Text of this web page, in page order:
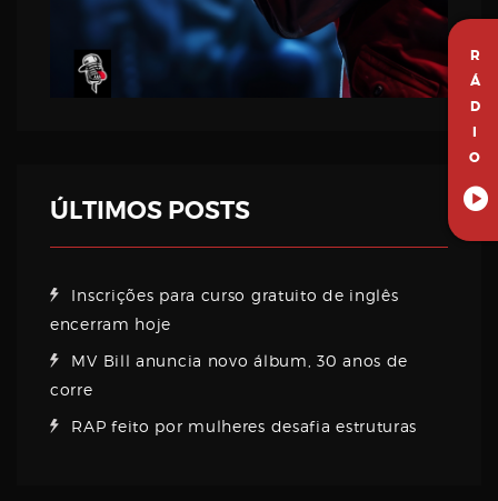
R
Á
D
I
O
ÚLTIMOS POSTS
Inscrições para curso gratuito de inglês
encerram hoje
MV Bill anuncia novo álbum, 30 anos de
corre
RAP feito por mulheres desafia estruturas